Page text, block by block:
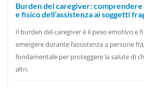
Burden del caregiver:
e fisico dell’assistenza ai soggetti
Il burden del caregiver è il peso emotivo e
emergere durante l’assistenza a persone
fondamentale per proteggere la salute di
altri.